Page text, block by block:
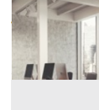
Novara
Base d'asta
47.000 €